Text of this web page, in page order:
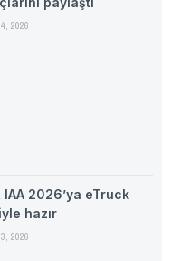
2026
IAA 2026’ya eTruck
hazır
2026